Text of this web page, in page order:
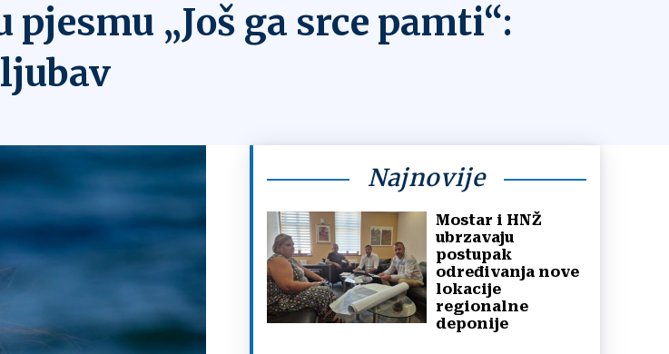
„Još ga srce pamti“:
Najnovije
Mostar i HNŽ
ubrzavaju
postupak
određivanja nove
lokacije
regionalne
deponije